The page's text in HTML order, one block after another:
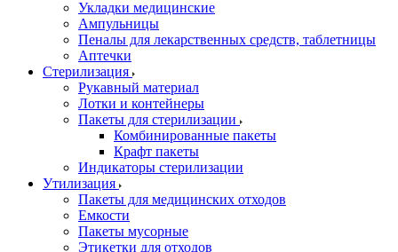
Укладки медицинские
Ампульницы
Пеналы для лекарственных средств, таблетницы
Аптечки
Стерилизация
Рукавный материал
Лотки и контейнеры
Пакеты для стерилизации
Комбинированные пакеты
Крафт пакеты
Индикаторы стерилизации
Утилизация
Пакеты для медицинских отходов
Емкости
Пакеты мусорные
Этикетки для отходов